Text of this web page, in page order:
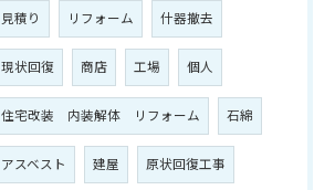
見積り リフォーム 什器撤去
現状回復 商店 工場 個人
住宅改装 内装解体 リフォーム 石綿
アスベスト 建屋 原状回復工事